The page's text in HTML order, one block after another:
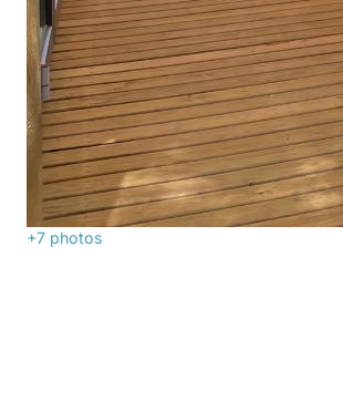
+7 photos